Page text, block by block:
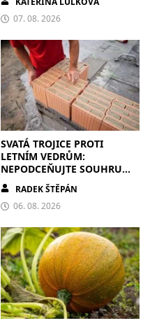
07. 08. 2026
SVATÁ TROJICE PROTI
LETNÍM VEDRŮM:
NEPODCEŇUJTE SOUHRU
ZDIVA A STÍNĚNÍ
RADEK ŠTĚPÁN
06. 08. 2026